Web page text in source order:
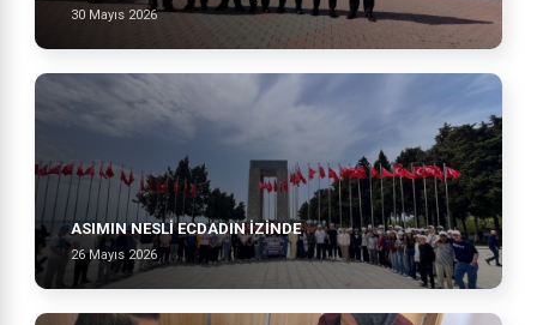
30 Mayıs 2026
ASIMIN NESLI ECDADIN İZINDE
26 Mayıs 2026